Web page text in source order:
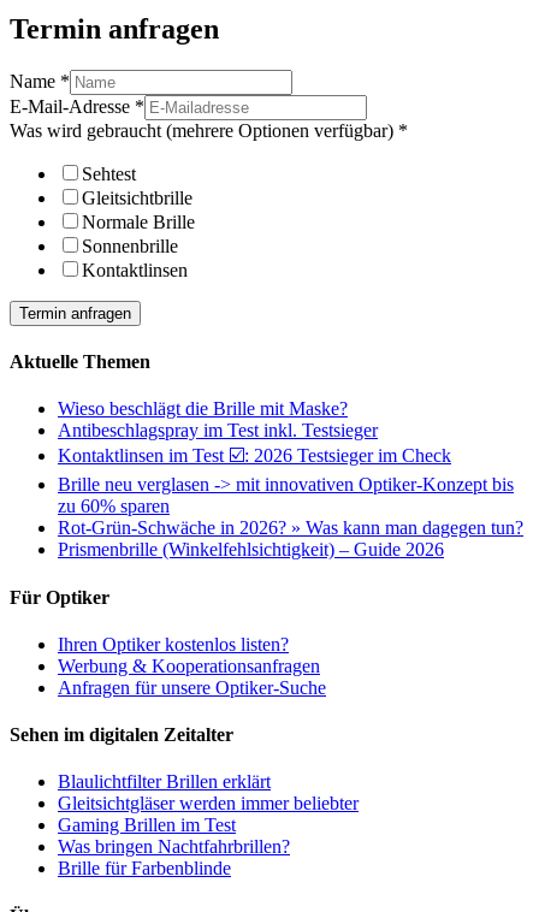
Termin anfragen
Name *
E-Mail-Adresse *
Was wird gebraucht (mehrere Optionen verfügbar) *
Sehtest
Gleitsichtbrille
Normale Brille
Sonnenbrille
Kontaktlinsen
Termin anfragen
Aktuelle Themen
Wieso beschlägt die Brille mit Maske?
Antibeschlagspray im Test inkl. Testsieger
Kontaktlinsen im Test ☑️: 2026 Testsieger im Check
Brille neu verglasen -> mit innovativen Optiker-Konzept bis
zu 60% sparen
Rot-Grün-Schwäche in 2026? » Was kann man dagegen tun?
Prismenbrille (Winkelfehlsichtigkeit) – Guide 2026
Für Optiker
Ihren Optiker kostenlos listen?
Werbung & Kooperationsanfragen
Anfragen für unsere Optiker-Suche
Sehen im digitalen Zeitalter
Blaulichtfilter Brillen erklärt
Gleitsichtgläser werden immer beliebter
Gaming Brillen im Test
Was bringen Nachtfahrbrillen?
Brille für Farbenblinde